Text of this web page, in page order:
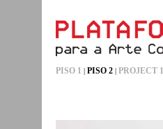
PISO 1 | PISO 2 | PROJECT 1